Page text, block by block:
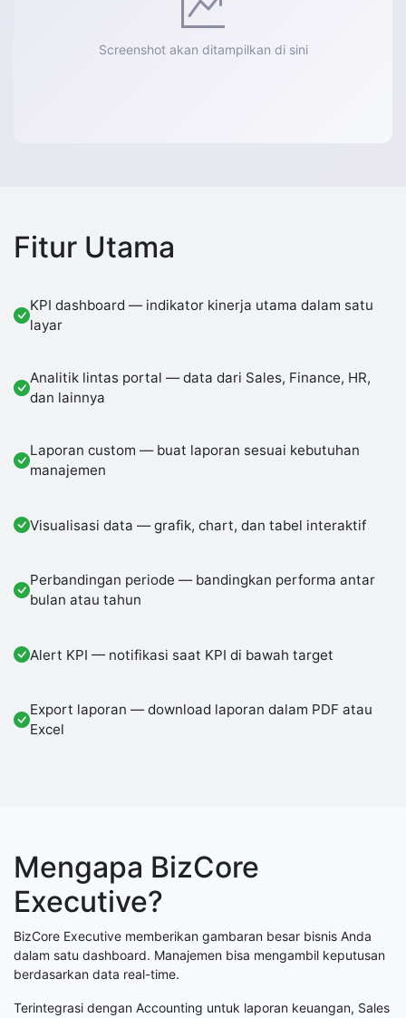
Screenshot akan ditampilkan di sini
Fitur Utama
KPI dashboard — indikator kinerja utama dalam satu
layar
Analitik lintas portal — data dari Sales, Finance, HR,
dan lainnya
Laporan custom — buat laporan sesuai kebutuhan
manajemen
Visualisasi data — grafik, chart, dan tabel interaktif
Perbandingan periode — bandingkan performa antar
bulan atau tahun
Alert KPI — notifikasi saat KPI di bawah target
Export laporan — download laporan dalam PDF atau
Excel
Mengapa BizCore
Executive?
BizCore Executive memberikan gambaran besar bisnis Anda
dalam satu dashboard. Manajemen bisa mengambil keputusan
berdasarkan data real-time.
Terintegrasi dengan Accounting untuk laporan keuangan, Sales